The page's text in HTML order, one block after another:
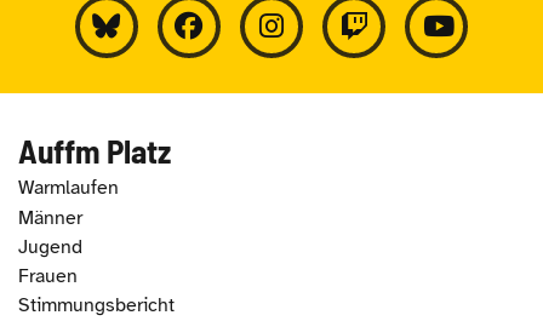
Auffm Platz
Warmlaufen
Männer
Jugend
Frauen
Stimmungsbericht